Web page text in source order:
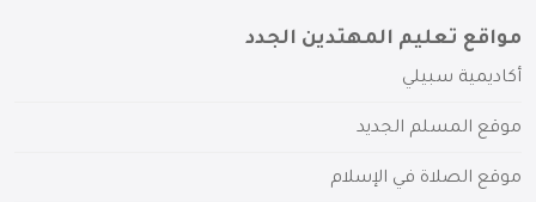
مواقع تعليم المهتدين الجدد
أكاديمية سبيلي
موقع المسلم الجديد
موقع الصلاة في الإسلام